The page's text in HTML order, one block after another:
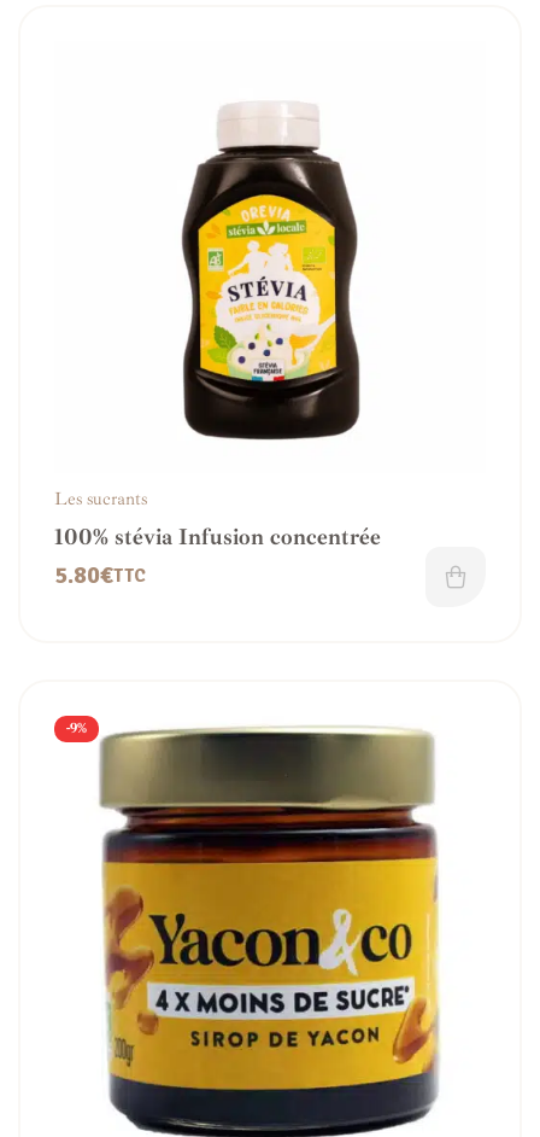
Les sucrants
100% stévia Infusion concentrée
5.80€TTC
-9%